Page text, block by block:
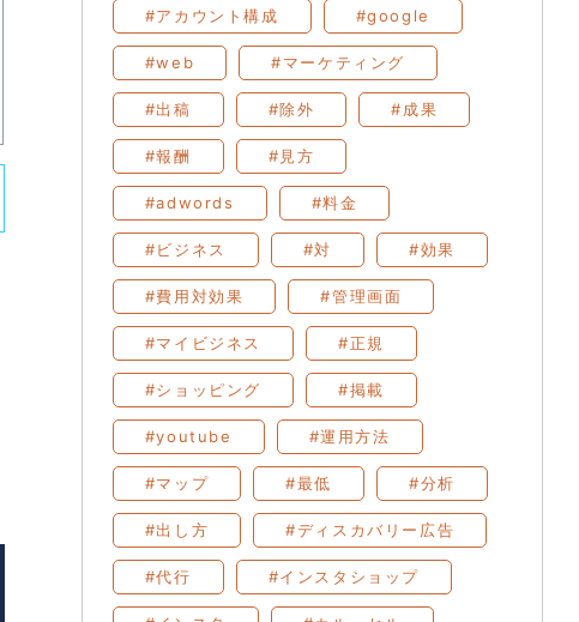
#アカウント構成 #google
#web #マーケティング
#出稿 #除外 #成果
#報酬 #見方
#adwords #料金
#ビジネス #対 #効果
#費用対効果 #管理画面
#マイビジネス #正規
#ショッピング #掲載
#youtube #運用方法
#マップ #最低 #分析
#出し方 #ディスカバリー広告
#代行 #インスタショップ